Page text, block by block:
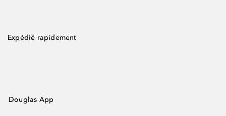
Expédié rapidement
Douglas App